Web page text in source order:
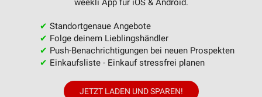
weekli App für iOS & Android.
✔ Standortgenaue Angebote
✔ Folge deinem Lieblingshändler
✔ Push-Benachrichtigungen bei neuen Prospekten
✔ Einkaufsliste - Einkauf stressfrei planen
JETZT LADEN UND SPAREN!